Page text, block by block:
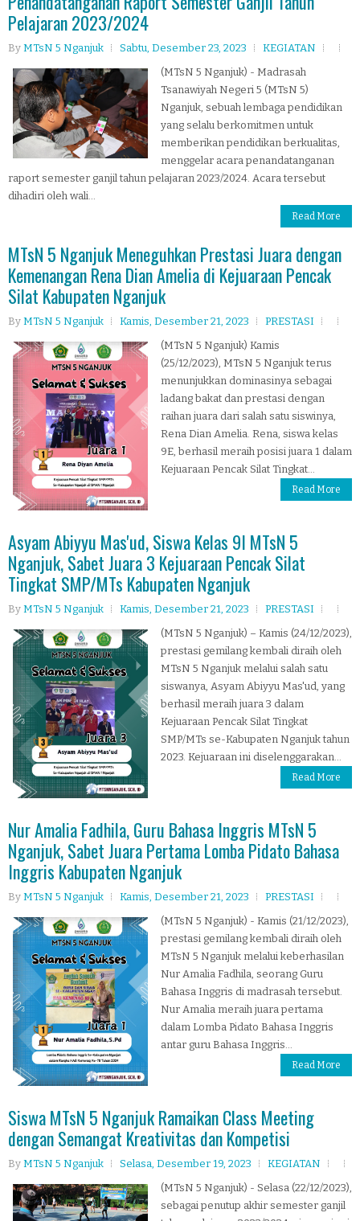
Pelajaran 2023/2024
By MTsN 5 Nganjuk Sabtu, Desember 23, 2023
KEGIATAN
(MTsN 5 Nganjuk) - Madrasah
Tsanawiyah Negeri 5 (MTsN 5)
Nganjuk, sebuah lembaga pendidikan
yang selalu berkomitmen untuk
memberikan pendidikan berkualitas,
menggelar acara penandatanganan
raport semester ganjil tahun pelajaran 2023/2024. Acara tersebut
dihadiri oleh wali...
Read More
MTsN 5 Nganjuk Meneguhkan Prestasi Juara dengan
Kemenangan Rena Dian Amelia di Kejuaraan Pencak
Silat Kabupaten Nganjuk
By MTsN 5 Nganjuk Kamis, Desember 21, 2023
PRESTASI
(MTsN 5 Nganjuk) Kamis
(25/12/2023), MTsN 5 Nganjuk terus
menunjukkan dominasinya sebagai
ladang bakat dan prestasi dengan
raihan juara dari salah satu siswinya,
Rena Dian Amelia. Rena, siswa kelas
9E, berhasil meraih posisi juara 1 dalam
Kejuaraan Pencak Silat Tingkat...
Read More
Asyam Abiyyu Mas'ud, Siswa Kelas 9I MTsN 5
Nganjuk, Sabet Juara 3 Kejuaraan Pencak Silat
Tingkat SMP/MTs Kabupaten Nganjuk
By MTsN 5 Nganjuk Kamis, Desember 21, 2023
PRESTASI
(MTsN 5 Nganjuk) – Kamis (24/12/2023),
prestasi gemilang kembali diraih oleh
MTsN 5 Nganjuk melalui salah satu
siswanya, Asyam Abiyyu Mas'ud, yang
berhasil meraih juara 3 dalam
Kejuaraan Pencak Silat Tingkat
SMP/MTs se-Kabupaten Nganjuk tahun
2023. Kejuaraan ini diselenggarakan...
Read More
Nur Amalia Fadhila, Guru Bahasa Inggris MTsN 5
Nganjuk, Sabet Juara Pertama Lomba Pidato Bahasa
Inggris Kabupaten Nganjuk
By MTsN 5 Nganjuk Kamis, Desember 21, 2023
PRESTASI
(MTsN 5 Nganjuk) - Kamis (21/12/2023),
prestasi gemilang kembali diraih oleh
MTsN 5 Nganjuk melalui keberhasilan
Nur Amalia Fadhila, seorang Guru
Bahasa Inggris di madrasah tersebut.
Nur Amalia meraih juara pertama
dalam Lomba Pidato Bahasa Inggris
antar guru Bahasa Inggris...
Read More
Siswa MTsN 5 Nganjuk Ramaikan Class Meeting
dengan Semangat Kreativitas dan Kompetisi
By MTsN 5 Nganjuk Selasa, Desember 19, 2023
KEGIATAN
(MTsN 5 Nganjuk) - Selasa (22/12/2023),
sebagai penutup akhir semester ganjil